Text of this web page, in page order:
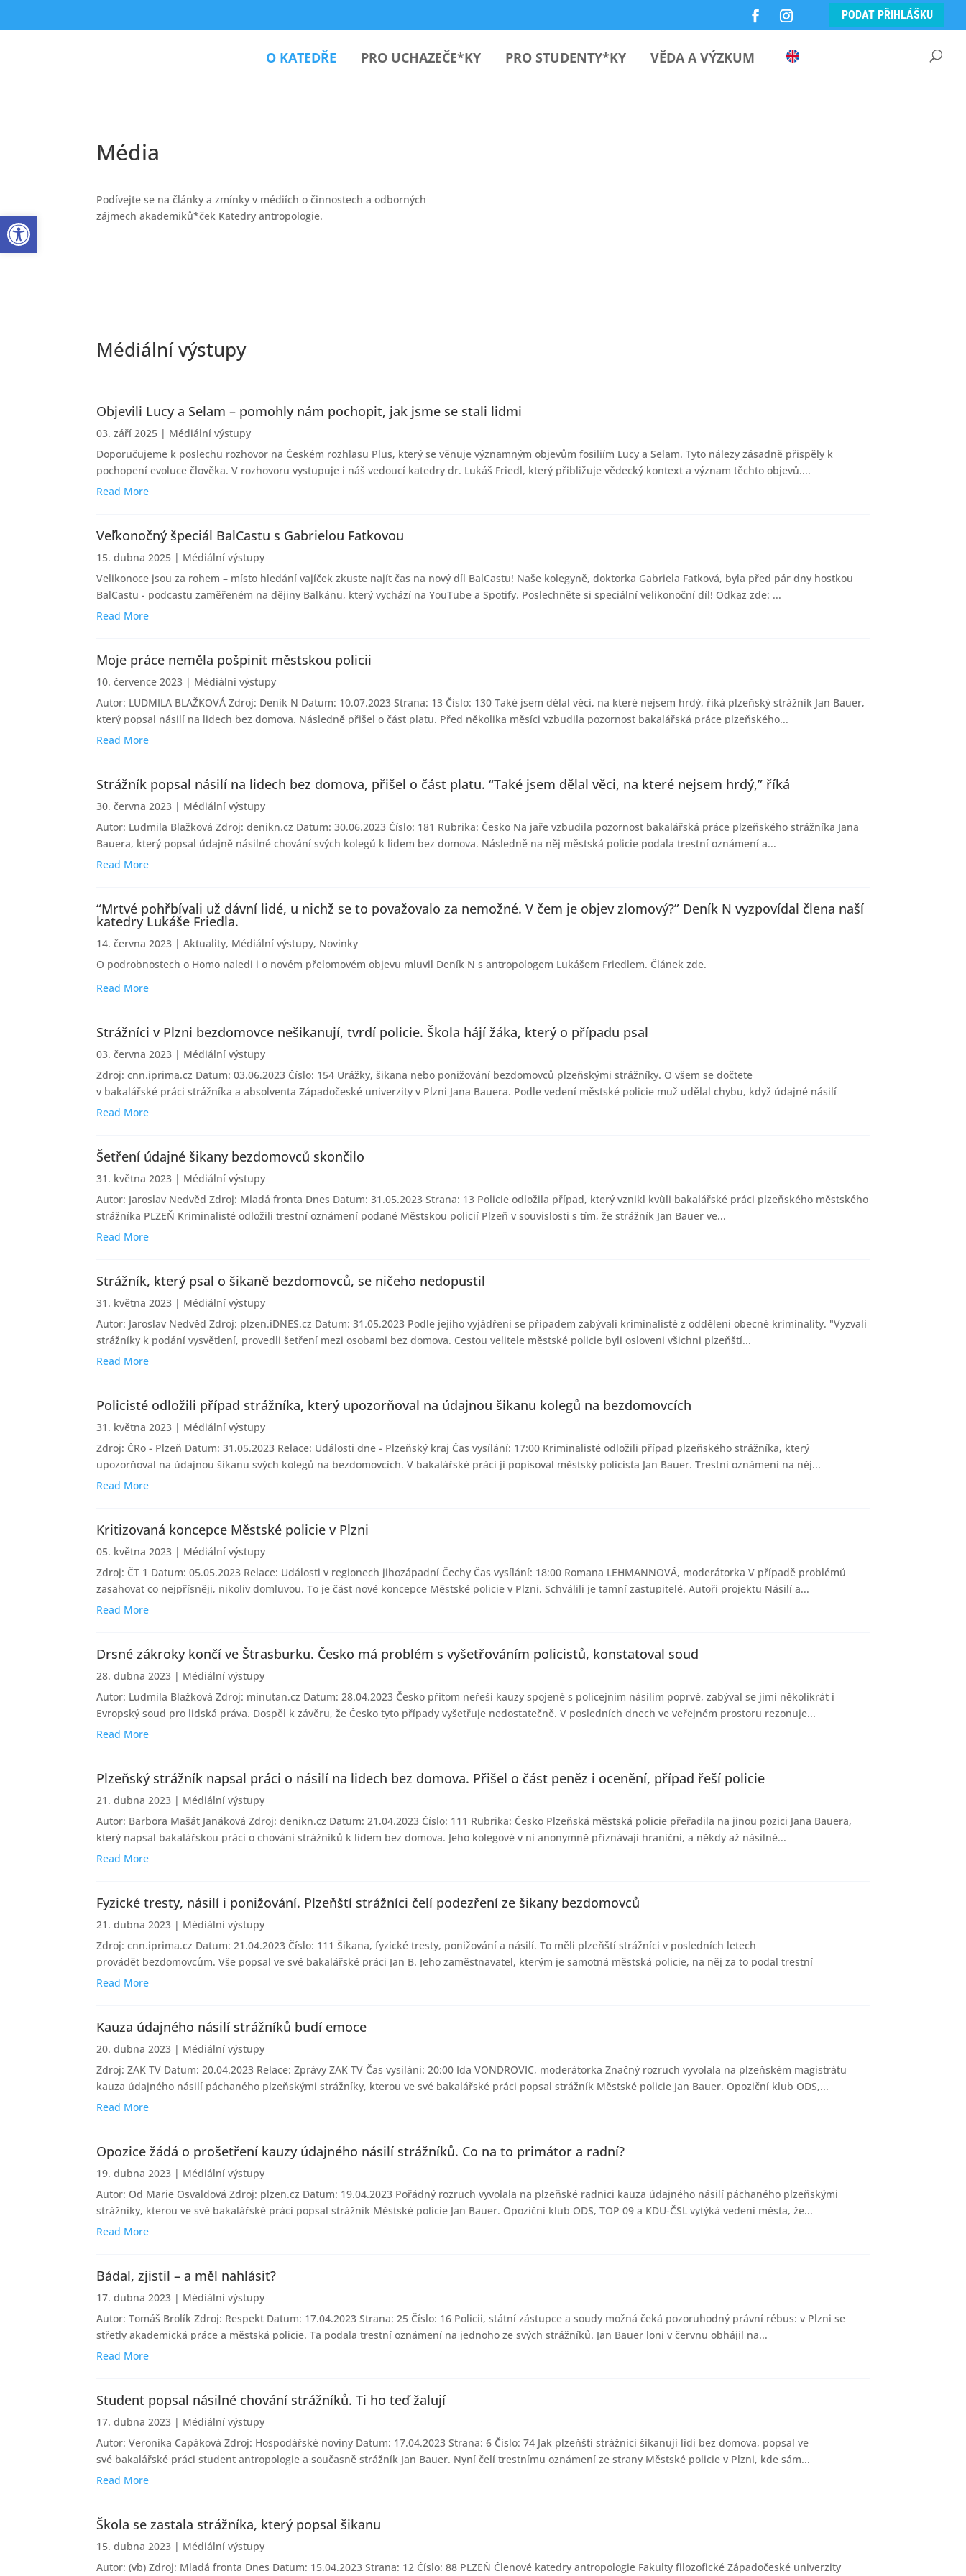
Open toolbar
content
PODAT PŘIHLÁŠKU
O KATEDŘE PRO UCHAZEČE*KY PRO STUDENTY*KY VĚDA A VÝZKUM
Média
Podívejte se na články a zmínky v médiích o činnostech a odborných
zájmech akademiků*ček Katedry antropologie.
Médiální výstupy
Objevili Lucy a Selam – pomohly nám pochopit, jak jsme se stali lidmi
03. září 2025 | Médiální výstupy
Doporučujeme k poslechu rozhovor na Českém rozhlasu Plus, který se věnuje významným objevům fosiliím Lucy a Selam. Tyto nálezy zásadně přispěly k
pochopení evoluce člověka. V rozhovoru vystupuje i náš vedoucí katedry dr. Lukáš Friedl, který přibližuje vědecký kontext a význam těchto objevů....
Read More
Veľkonočný špeciál BalCastu s Gabrielou Fatkovou
15. dubna 2025 | Médiální výstupy
Velikonoce jsou za rohem – místo hledání vajíček zkuste najít čas na nový díl BalCastu! Naše kolegyně, doktorka Gabriela Fatková, byla před pár dny hostkou
BalCastu - podcastu zaměřeném na dějiny Balkánu, který vychází na YouTube a Spotify. Poslechněte si speciální velikonoční díl! Odkaz zde: ...
Read More
Moje práce neměla pošpinit městskou policii
10. července 2023 | Médiální výstupy
Autor: LUDMILA BLAŽKOVÁ Zdroj: Deník N Datum: 10.07.2023 Strana: 13 Číslo: 130 Také jsem dělal věci, na které nejsem hrdý, říká plzeňský strážník Jan Bauer,
který popsal násilí na lidech bez domova. Následně přišel o část platu. Před několika měsíci vzbudila pozornost bakalářská práce plzeňského...
Read More
Strážník popsal násilí na lidech bez domova, přišel o část platu. “Také jsem dělal věci, na které nejsem hrdý,” říká
30. června 2023 | Médiální výstupy
Autor: Ludmila Blažková Zdroj: denikn.cz Datum: 30.06.2023 Číslo: 181 Rubrika: Česko Na jaře vzbudila pozornost bakalářská práce plzeňského strážníka Jana
Bauera, který popsal údajně násilné chování svých kolegů k lidem bez domova. Následně na něj městská policie podala trestní oznámení a...
Read More
“Mrtvé pohřbívali už dávní lidé, u nichž se to považovalo za nemožné. V čem je objev zlomový?” Deník N vyzpovídal člena naší
katedry Lukáše Friedla.
14. června 2023 |Aktuality, Médiální výstupy, Novinky
O podrobnostech o Homo naledi i o novém přelomovém objevu mluvil Deník N s antropologem Lukášem Friedlem. Článek zde.
Read More
Strážníci v Plzni bezdomovce nešikanují, tvrdí policie. Škola hájí žáka, který o případu psal
03. června 2023 | Médiální výstupy
Zdroj: cnn.iprima.cz Datum: 03.06.2023 Číslo: 154 Urážky, šikana nebo ponižování bezdomovců plzeňskými strážníky. O všem se dočtete
v bakalářské práci strážníka a absolventa Západočeské univerzity v Plzni Jana Bauera. Podle vedení městské policie muž udělal chybu, když údajné násilí
okamžitě...
Read More
Šetření údajné šikany bezdomovců skončilo
31. května 2023 | Médiální výstupy
Autor: Jaroslav Nedvěd Zdroj: Mladá fronta Dnes Datum: 31.05.2023 Strana: 13 Policie odložila případ, který vznikl kvůli bakalářské práci plzeňského městského
strážníka PLZEŇ Kriminalisté odložili trestní oznámení podané Městskou policií Plzeň v souvislosti s tím, že strážník Jan Bauer ve...
Read More
Strážník, který psal o šikaně bezdomovců, se ničeho nedopustil
31. května 2023 | Médiální výstupy
Autor: Jaroslav Nedvěd Zdroj: plzen.iDNES.cz Datum: 31.05.2023 Podle jejího vyjádření se případem zabývali kriminalisté z oddělení obecné kriminality. "Vyzvali
strážníky k podání vysvětlení, provedli šetření mezi osobami bez domova. Cestou velitele městské policie byli osloveni všichni plzeňští...
Read More
Policisté odložili případ strážníka, který upozorňoval na údajnou šikanu kolegů na bezdomovcích
31. května 2023 | Médiální výstupy
Zdroj: ČRo - Plzeň Datum: 31.05.2023 Relace: Události dne - Plzeňský kraj Čas vysílání: 17:00 Kriminalisté odložili případ plzeňského strážníka, který
upozorňoval na údajnou šikanu svých kolegů na bezdomovcích. V bakalářské práci ji popisoval městský policista Jan Bauer. Trestní oznámení na něj...
Read More
Kritizovaná koncepce Městské policie v Plzni
05. května 2023 | Médiální výstupy
Zdroj: ČT 1 Datum: 05.05.2023 Relace: Události v regionech jihozápadní Čechy Čas vysílání: 18:00 Romana LEHMANNOVÁ, moderátorka V případě problémů
zasahovat co nejpřísněji, nikoliv domluvou. To je část nové koncepce Městské policie v Plzni. Schválili je tamní zastupitelé. Autoři projektu Násilí a...
Read More
Drsné zákroky končí ve Štrasburku. Česko má problém s vyšetřováním policistů, konstatoval soud
28. dubna 2023 | Médiální výstupy
Autor: Ludmila Blažková Zdroj: minutan.cz Datum: 28.04.2023 Česko přitom neřeší kauzy spojené s policejním násilím poprvé, zabýval se jimi několikrát i
Evropský soud pro lidská práva. Dospěl k závěru, že Česko tyto případy vyšetřuje nedostatečně. V posledních dnech ve veřejném prostoru rezonuje...
Read More
Plzeňský strážník napsal práci o násilí na lidech bez domova. Přišel o část peněz i ocenění, případ řeší policie
21. dubna 2023 | Médiální výstupy
Autor: Barbora Mašát Janáková Zdroj: denikn.cz Datum: 21.04.2023 Číslo: 111 Rubrika: Česko Plzeňská městská policie přeřadila na jinou pozici Jana Bauera,
který napsal bakalářskou práci o chování strážníků k lidem bez domova. Jeho kolegové v ní anonymně přiznávají hraniční, a někdy až násilné...
Read More
Fyzické tresty, násilí i ponižování. Plzeňští strážníci čelí podezření ze šikany bezdomovců
21. dubna 2023 | Médiální výstupy
Zdroj: cnn.iprima.cz Datum: 21.04.2023 Číslo: 111 Šikana, fyzické tresty, ponižování a násilí. To měli plzeňští strážníci v posledních letech
provádět bezdomovcům. Vše popsal ve své bakalářské práci Jan B. Jeho zaměstnavatel, kterým je samotná městská policie, na něj za to podal trestní
oznámení....
Read More
Kauza údajného násilí strážníků budí emoce
20. dubna 2023 | Médiální výstupy
Zdroj: ZAK TV Datum: 20.04.2023 Relace: Zprávy ZAK TV Čas vysílání: 20:00 Ida VONDROVIC, moderátorka Značný rozruch vyvolala na plzeňském magistrátu
kauza údajného násilí páchaného plzeňskými strážníky, kterou ve své bakalářské práci popsal strážník Městské policie Jan Bauer. Opoziční klub ODS,...
Read More
Opozice žádá o prošetření kauzy údajného násilí strážníků. Co na to primátor a radní?
19. dubna 2023 | Médiální výstupy
Autor: Od Marie Osvaldová Zdroj: plzen.cz Datum: 19.04.2023 Pořádný rozruch vyvolala na plzeňské radnici kauza údajného násilí páchaného plzeňskými
strážníky, kterou ve své bakalářské práci popsal strážník Městské policie Jan Bauer. Opoziční klub ODS, TOP 09 a KDU-ČSL vytýká vedení města, že...
Read More
Bádal, zjistil – a měl nahlásit?
17. dubna 2023 | Médiální výstupy
Autor: Tomáš Brolík Zdroj: Respekt Datum: 17.04.2023 Strana: 25 Číslo: 16 Policii, státní zástupce a soudy možná čeká pozoruhodný právní rébus: v Plzni se
střetly akademická práce a městská policie. Ta podala trestní oznámení na jednoho ze svých strážníků. Jan Bauer loni v červnu obhájil na...
Read More
Student popsal násilné chování strážníků. Ti ho teď žalují
17. dubna 2023 | Médiální výstupy
Autor: Veronika Capáková Zdroj: Hospodářské noviny Datum: 17.04.2023 Strana: 6 Číslo: 74 Jak plzeňští strážníci šikanují lidi bez domova, popsal ve
své bakalářské práci student antropologie a současně strážník Jan Bauer. Nyní čelí trestnímu oznámení ze strany Městské policie v Plzni, kde sám...
Read More
Škola se zastala strážníka, který popsal šikanu
15. dubna 2023 | Médiální výstupy
Autor: (vb) Zdroj: Mladá fronta Dnes Datum: 15.04.2023 Strana: 12 Číslo: 88 PLZEŇ Členové katedry antropologie Fakulty filozofické Západočeské univerzity